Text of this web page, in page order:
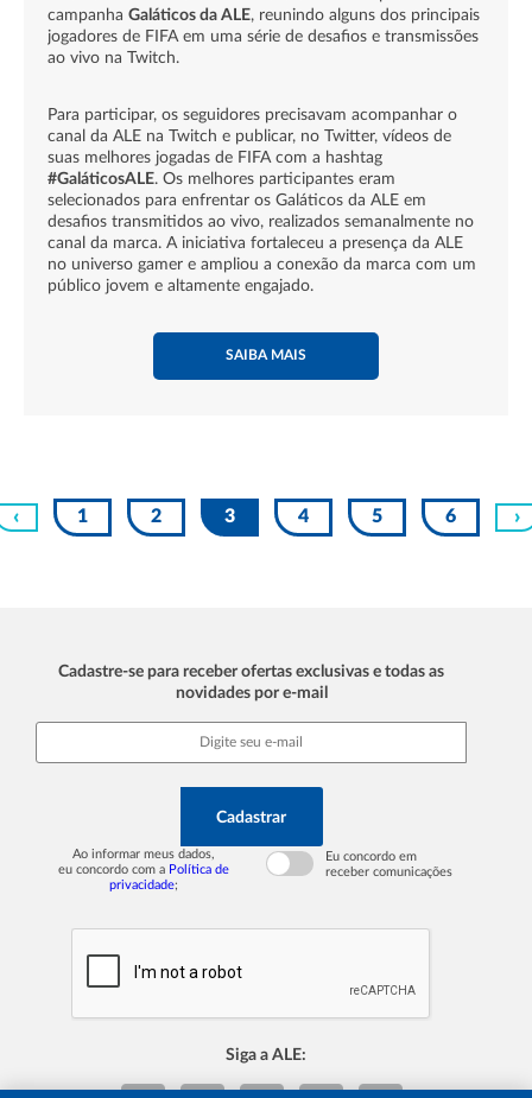
campanha Galáticos da ALE, reunindo alguns dos principais
jogadores de FIFA em uma série de desafios e transmissões
ao vivo na Twitch.
Para participar, os seguidores precisavam acompanhar o
canal da ALE na Twitch e publicar, no Twitter, vídeos de
suas melhores jogadas de FIFA com a hashtag
#GaláticosALE. Os melhores participantes eram
selecionados para enfrentar os Galáticos da ALE em
desafios transmitidos ao vivo, realizados semanalmente no
canal da marca. A iniciativa fortaleceu a presença da ALE
no universo gamer e ampliou a conexão da marca com um
público jovem e altamente engajado.
SAIBA MAIS
‹ 1 2 3 4 5 6 ›
Cadastre-se para receber ofertas exclusivas e todas as
novidades por e-mail
Cadastrar
Ao informar meus dados,
eu concordo com a Política de
privacidade;
Eu concordo em
receber comunicações
Siga a ALE: